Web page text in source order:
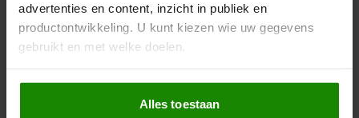
advertenties en content, inzicht in publiek en
productontwikkeling. U kunt kiezen wie uw gegevens
gebruikt en met welke doelen.
Als u het toestaat, willen we ook graag:
Informatie verzamelen over uw geografische
Alles toestaan